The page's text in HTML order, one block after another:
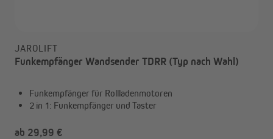
JAROLIFT
Funkempfänger Wandsender TDRR (Typ nach Wahl)
Funkempfänger für Rollladenmotoren
2 in 1: Funkempfänger und Taster
ab 29,99 €